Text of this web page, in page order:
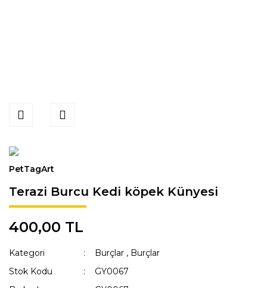
PetTagArt
Terazi Burcu Kedi köpek Künyesi
400,00 TL
Kategori Burçlar , Burçlar
Stok Kodu
GY0067